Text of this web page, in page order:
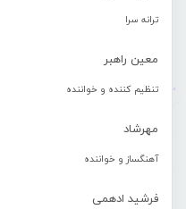
ترانه سرا
معین راهبر
تنظیم کننده و خواننده
مهرشاد
آهنگساز و خواننده
فرشید ادهمی